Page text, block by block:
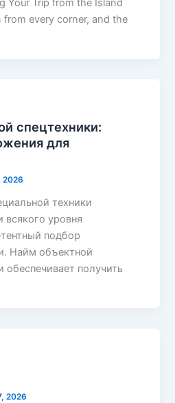
Your Trip from the Island
from every corner, and the
спецтехники:
для
2026
техники
уровня
подбор
Найм объектной
обеспечивает получить
2026